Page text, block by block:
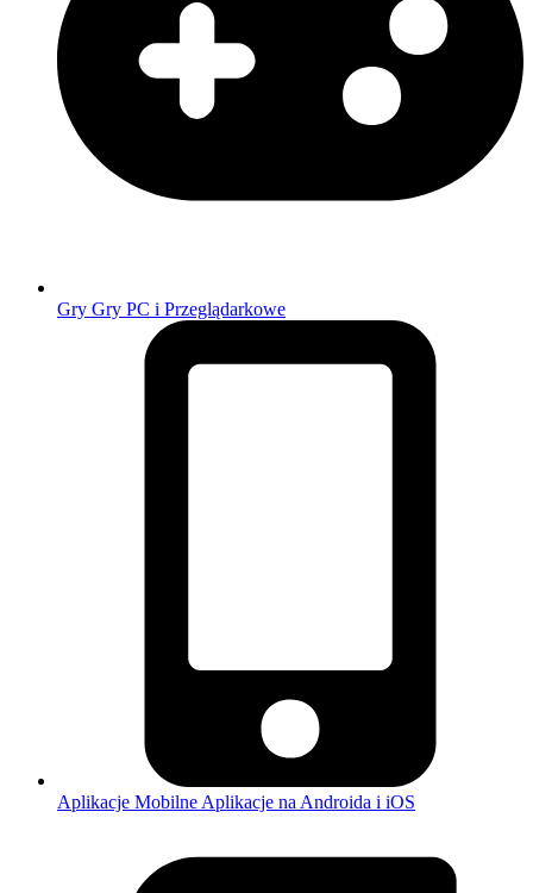
Gry Gry PC i Przeglądarkowe
Aplikacje Mobilne Aplikacje na Androida i iOS